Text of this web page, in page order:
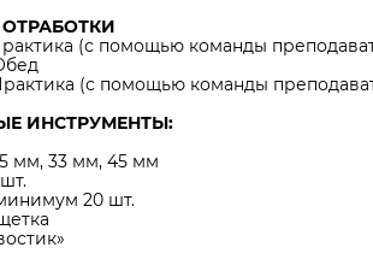
Практика (с помощью команды
(с помощью команды
ИНСТРУМЕНТЫ:
мм, 33 мм, 45 мм
20 шт.